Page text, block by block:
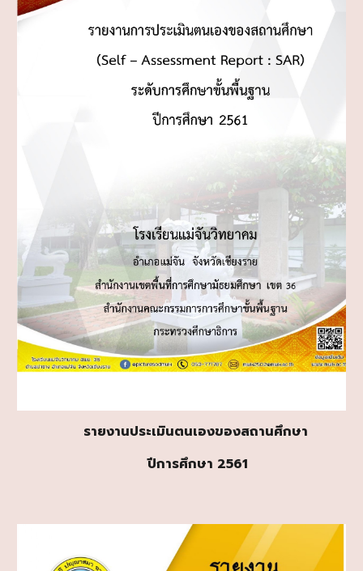
รายงานประเมินตนเองของสถานศึกษา
ปีการศึกษา 2561